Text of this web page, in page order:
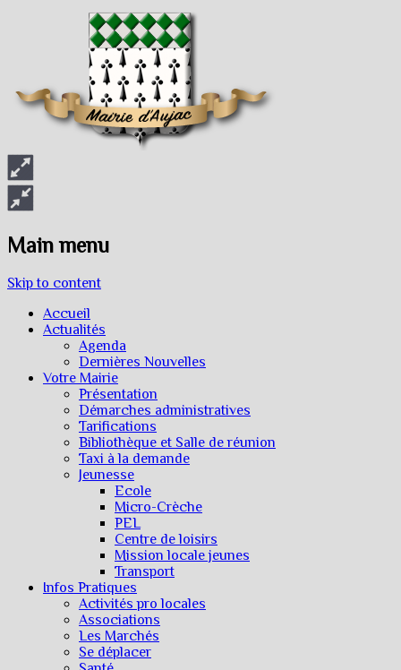
Main menu
Skip to content
Accueil
Actualités
Agenda
Dernières Nouvelles
Votre Mairie
Présentation
Démarches administratives
Tarifications
Bibliothèque et Salle de réunion
Taxi à la demande
Jeunesse
Ecole
Micro-Crèche
PEL
Centre de loisirs
Mission locale jeunes
Transport
Infos Pratiques
Activités pro locales
Associations
Les Marchés
Se déplacer